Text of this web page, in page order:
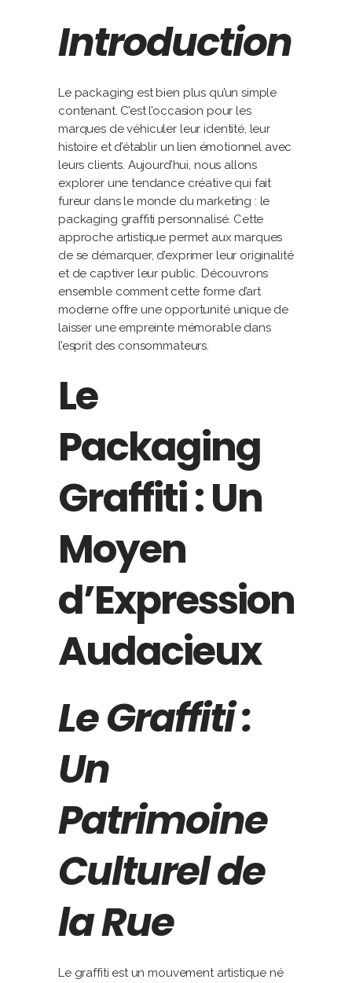
Introduction
Le packaging est bien plus qu’un simple
contenant. C’est l’occasion pour les
marques de véhiculer leur identité, leur
histoire et d’établir un lien émotionnel avec
leurs clients. Aujourd’hui, nous allons
explorer une tendance créative qui fait
fureur dans le monde du marketing : le
packaging graffiti personnalisé. Cette
approche artistique permet aux marques
de se démarquer, d’exprimer leur originalité
et de captiver leur public. Découvrons
ensemble comment cette forme d’art
moderne offre une opportunité unique de
laisser une empreinte mémorable dans
l’esprit des consommateurs.
Le
Packaging
Graffiti : Un
Moyen
d’Expression
Audacieux
Le Graffiti :
Un
Patrimoine
Culturel de
la Rue
Le graffiti est un mouvement artistique né